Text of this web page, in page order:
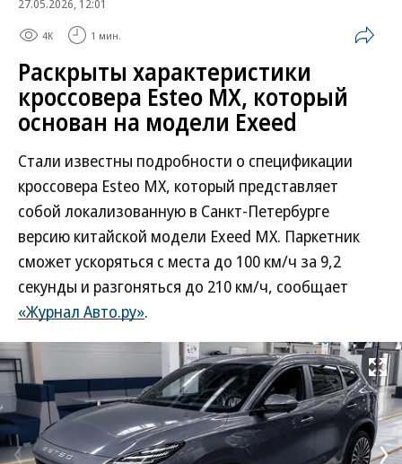
27.05.2026, 12:01
4K 1 мин.
Раскрыты характеристики
кроссовера Esteo MX, который
основан на модели Exeed
Стали известны подробности о спецификации
кроссовера Esteo MX, который представляет
собой локализованную в Санкт-Петербурге
версию китайской модели Exeed MX. Паркетник
сможет ускоряться с места до 100 км/ч за 9,2
секунды и разгоняться до 210 км/ч, сообщает
«Журнал Авто.ру».
Развернуть